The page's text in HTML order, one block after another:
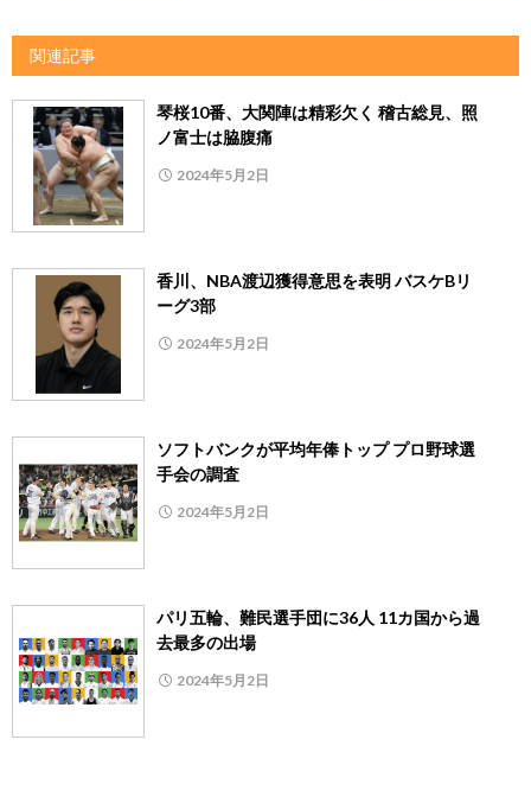
関連記事
琴桜10番、大関陣は精彩欠く 稽古総見、照
ノ富士は脇腹痛
2024年5月2日
香川、NBA渡辺獲得意思を表明 バスケBリ
ーグ3部
2024年5月2日
ソフトバンクが平均年俸トップ プロ野球選
手会の調査
2024年5月2日
パリ五輪、難民選手団に36人 11カ国から過
去最多の出場
2024年5月2日